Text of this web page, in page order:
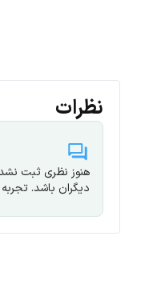
نظرات
هنوز نظری ثبت
دیگران باشد.